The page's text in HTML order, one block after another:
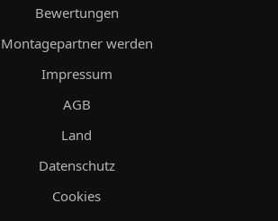
Bewertungen
Montagepartner werden
Impressum
AGB
Land
Datenschutz
Cookies